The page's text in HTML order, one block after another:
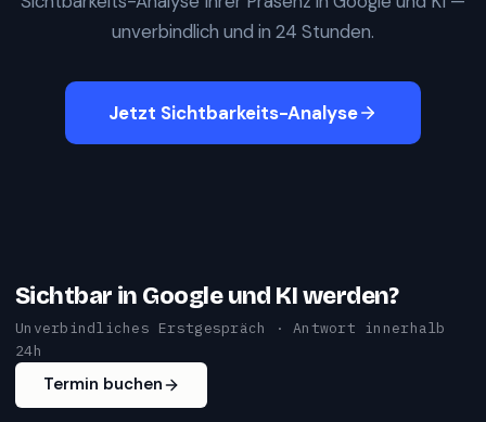
unverbindlich und in 24 Stunden.
Jetzt Sichtbarkeits-Analyse
Sichtbar in Google und KI werden?
Unverbindliches Erstgespräch · Antwort innerhalb
24h
Termin buchen